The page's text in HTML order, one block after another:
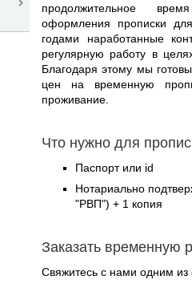
продолжительное
оформления прописки
годами наработанные
регулярную работу в
Благодаря этому мы
цен на временную
проживание.
Что нужно для
Паспорт или id
Нотариально
"РВП") + 1 копия
Заказать временную
Свяжитесь с нами одним